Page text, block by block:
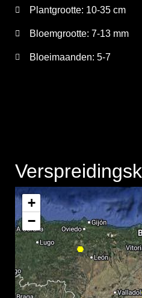
Plantgrootte: 10-35 cm
Bloemgrootte: 7-13 mm
Bloeimaanden: 5-7
+
−